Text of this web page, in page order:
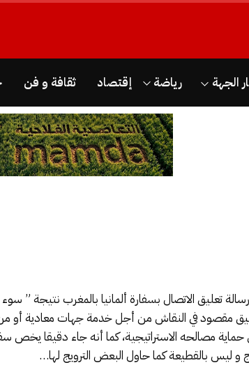
الجهة رياضة إقتصاد ثقافة و فن
تعليق الاتصال بسفارة ألمانيا بالمغرب نتيجة
مقصود في النقاش من أجل خدمة جهات معادية أو
مصالحه الاستراتيجية، كما أنه جاء دقيقا يخص
و ليس بالقطيعة كما حاول البعض الترويج لها…